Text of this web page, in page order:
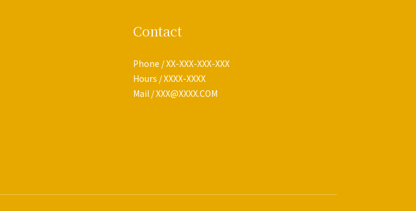
Contact
Phone / XX-XXX-XXX-XXX
Hours / XXXX-XXXX
Mail / XXX@XXXX.COM